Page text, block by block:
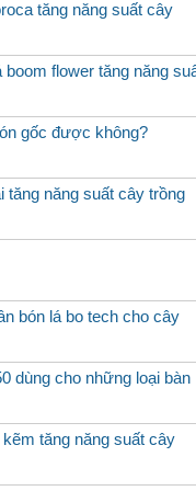
tăng năng suất cây
flower tăng năng
gốc được không?
tăng năng suất cây trồng
bón lá bo tech cho cây
dùng cho những loại bàn
tăng năng suất cây